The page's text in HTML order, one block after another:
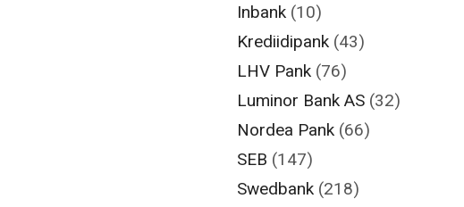
Inbank (10)
Krediidipank (43)
LHV Pank (76)
Luminor Bank AS (32)
Nordea Pank (66)
SEB (147)
Swedbank (218)